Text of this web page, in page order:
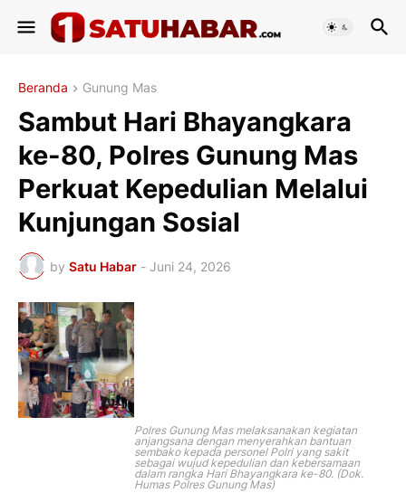
Beranda Gunung Mas
Sambut Hari Bhayangkara
ke-80, Polres Gunung Mas
Perkuat Kepedulian Melalui
Kunjungan Sosial
by Satu Habar - Juni 24, 2026
Polres Gunung Mas melaksanakan kegiatan
anjangsana dengan menyerahkan bantuan
sembako kepada personel Polri yang sakit
sebagai wujud kepedulian dan kebersamaan
dalam rangka Hari Bhayangkara ke-80. (Dok.
Humas Polres Gunung Mas)